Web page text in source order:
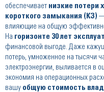
обеспечивает низкие потери
короткого замыкания (КЗ) —
влияющие на общую
На горизонте 30 лет
финансовой выгоде. Даже
потерь, умноженное на тысячи
электроэнергии, выливается в
экономия на операционных
вашу общую стоимость